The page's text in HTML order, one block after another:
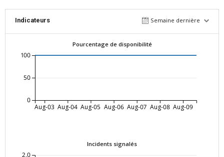
Indicateurs Semaine dernière
Pourcentage de disponibilité
Aug-03 Aug-04 Aug-05 Aug-06 Aug-07 Aug-08 Aug-09
0
50
100
Incidents signalés
2.0